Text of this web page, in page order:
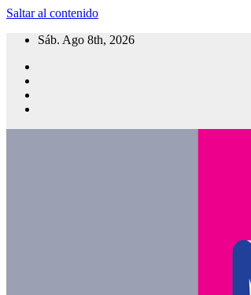
Saltar al contenido
Sáb. Ago 8th, 2026